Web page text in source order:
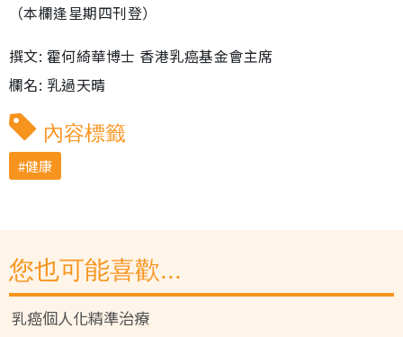
（本欄逢星期四刊登）
撰文: 霍何綺華博士 香港乳癌基金會主席
欄名: 乳過天晴
內容標籤
健康
您也可能喜歡...
乳癌個人化精準治療